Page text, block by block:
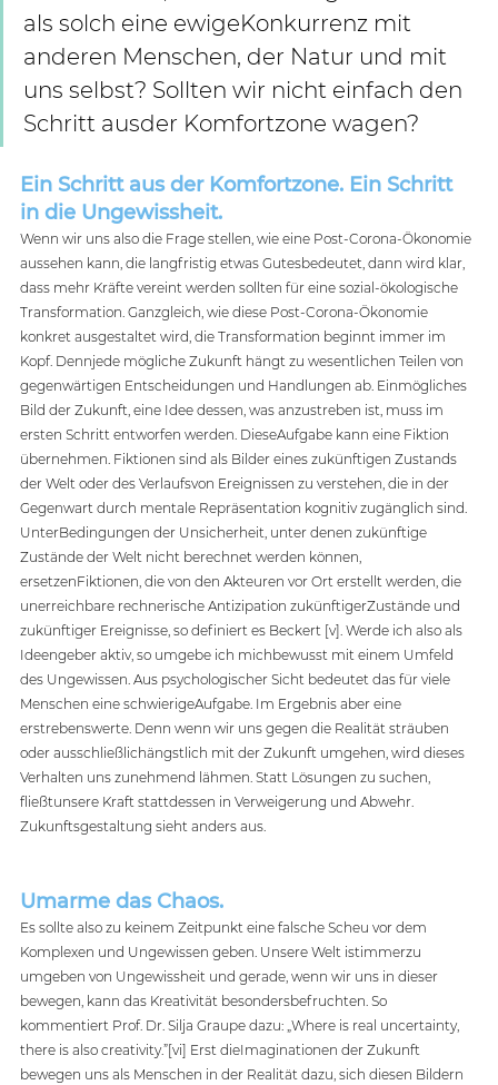
als solch eine ewigeKonkurrenz mit
anderen Menschen, der Natur und mit
uns selbst? Sollten wir nicht einfach den
Schritt ausder Komfortzone wagen?
Ein Schritt aus der Komfortzone. Ein Schritt
in die Ungewissheit.
Wenn wir uns also die Frage stellen, wie eine Post-Corona-Ökonomie
aussehen kann, die langfristig etwas Gutesbedeutet, dann wird klar,
dass mehr Kräfte vereint werden sollten für eine sozial-ökologische
Transformation. Ganzgleich, wie diese Post-Corona-Ökonomie
konkret ausgestaltet wird, die Transformation beginnt immer im
Kopf. Dennjede mögliche Zukunft hängt zu wesentlichen Teilen von
gegenwärtigen Entscheidungen und Handlungen ab. Einmögliches
Bild der Zukunft, eine Idee dessen, was anzustreben ist, muss im
ersten Schritt entworfen werden. DieseAufgabe kann eine Fiktion
übernehmen. Fiktionen sind als Bilder eines zukünftigen Zustands
der Welt oder des Verlaufsvon Ereignissen zu verstehen, die in der
Gegenwart durch mentale Repräsentation kognitiv zugänglich sind.
UnterBedingungen der Unsicherheit, unter denen zukünftige
Zustände der Welt nicht berechnet werden können,
ersetzenFiktionen, die von den Akteuren vor Ort erstellt werden, die
unerreichbare rechnerische Antizipation zukünftigerZustände und
zukünftiger Ereignisse, so definiert es Beckert [v]. Werde ich also als
Ideengeber aktiv, so umgebe ich michbewusst mit einem Umfeld
des Ungewissen. Aus psychologischer Sicht bedeutet das für viele
Menschen eine schwierigeAufgabe. Im Ergebnis aber eine
erstrebenswerte. Denn wenn wir uns gegen die Realität sträuben
oder ausschließlichängstlich mit der Zukunft umgehen, wird dieses
Verhalten uns zunehmend lähmen. Statt Lösungen zu suchen,
fließtunsere Kraft stattdessen in Verweigerung und Abwehr.
Zukunftsgestaltung sieht anders aus.
Umarme das Chaos.
Es sollte also zu keinem Zeitpunkt eine falsche Scheu vor dem
Komplexen und Ungewissen geben. Unsere Welt istimmerzu
umgeben von Ungewissheit und gerade, wenn wir uns in dieser
bewegen, kann das Kreativität besondersbefruchten. So
kommentiert Prof. Dr. Silja Graupe dazu: „Where is real uncertainty,
there is also creativity.”[vi] Erst dieImaginationen der Zukunft
bewegen uns als Menschen in der Realität dazu, sich diesen Bildern